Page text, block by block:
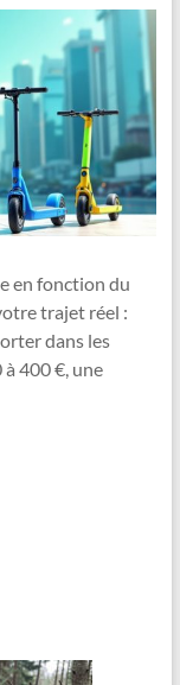
en fonction du
trajet réel :
dans les
400 €, une